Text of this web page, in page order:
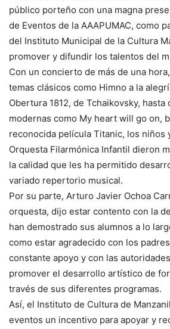
público porteño con una magna
de Eventos de la AAAPUMAC, como
del Instituto Municipal de la Cultura
promover y difundir los talentos del
Con un concierto de más de una
temas clásicos como Himno a la
Obertura 1812, de Tchaikovsky,
modernas como My heart will go on,
reconocida película Titanic, los niños
Orquesta Filarmónica Infantil dieron
la calidad que les ha permitido
variado repertorio musical.
Por su parte, Arturo Javier Ochoa
orquesta, dijo estar contento con la
han demostrado sus alumnos a lo
como estar agradecido con los
constante apoyo y con las
promover el desarrollo artístico de
través de sus diferentes programas.
Así, el Instituto de Cultura de
eventos un incentivo para apoyar y